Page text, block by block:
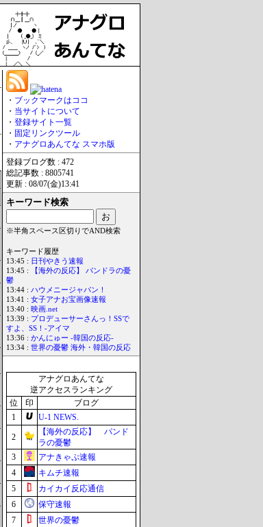
・ ブックマークはココ
・ 当サイトについて
・ 登録サイト一覧
・ 固定リンクツール
・ アナグロあんてな スマホ版
登録ブログ数 : 472
総記事数 : 8805741
更新 : 08/07(金)13:41
キーワード検索
※半角スペース区切りでAND検索
キーワード履歴
13:45 : 日刊やきう速報
13:45 :
【海外の反応】 パンドラの憂
鬱
13:44 : ハウメニージャパン！
13:41 : 女子アナお宝画像速報
13:40 : 映画.net
13:39 : プロデューサーさんっ！SSで
すよ、SS！-アイマ
13:36 : かんにゅー -韓国の反応-
13:34 : 世界の憂鬱 海外・韓国の反応
アナグロあんてな
逆アクセスランキング
位
印
ブログ
1
U-1 NEWS.
2
【海外の反応】 パンド
ラの憂鬱
3
アナきゃぷ速報
4
キムチ速報
5
カイカイ反応通信
6
保守速報
7
世界の憂鬱